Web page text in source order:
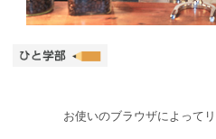
お使いのブラウザによって